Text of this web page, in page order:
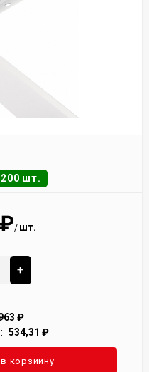
200 шт.
₽/ шт.
+
₽
534,31 ₽
корзиину